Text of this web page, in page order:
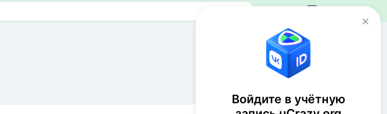
Авторизация
Сейчас онлайн
32 пользователя
Всего посетителей 1440
Войдите в учётную